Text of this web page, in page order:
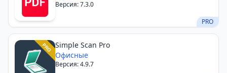
Версия: 7.3.0
PRO
Simple Scan Pro
Офисные
Версия: 4.9.7